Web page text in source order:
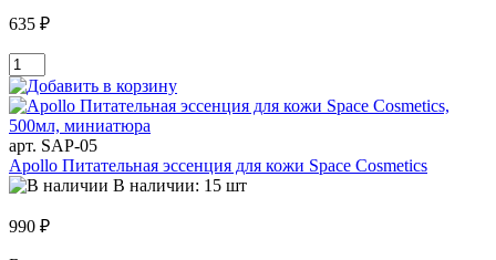
635 ₽
арт. SAP-05
Apollo Питательная эссенция для кожи Space Cosmetics
В наличии: 15 шт
990 ₽